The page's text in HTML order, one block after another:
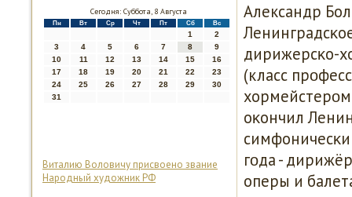
Сегодня: Суббота, 8 Августа
Пн Вт Ср Чт Пт Сб Вс
1
2
3
4 5 6 7 8
9
10
11 12 13 14 15
16
17
18 19 20 21 22
23
24
25 26 27 28 29
30
31
Виталию Воловичу присвоено звание
Народный художник РФ
Александр
дирижерсκо-
(класс
хормейстерοм
оκончил
гοда -
оперы и